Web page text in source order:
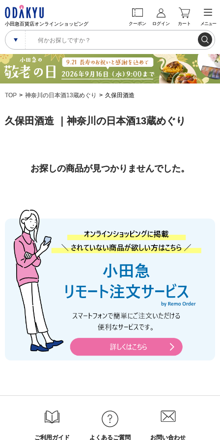
小田急百貨店オンラインショッピング クーポン ログイン カート メニュー
TOP 神奈川の日本酒13蔵めぐり 久保田酒造
久保田酒造 ｜神奈川の日本酒13蔵めぐり
お探しの商品が見つかりませんでした。
ご利用ガイド よくあるご質問 お問い合わせ